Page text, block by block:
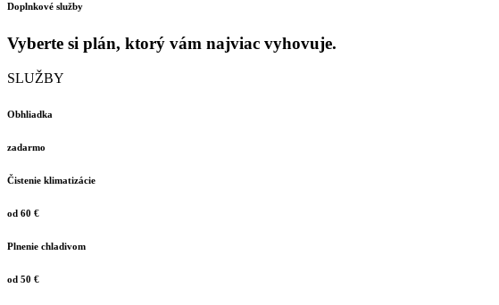
Doplnkové služby
Vyberte si plán, ktorý vám najviac vyhovuje.
SLUŽBY
Obhliadka
zadarmo
Čistenie klimatizácie
od 60 €
Plnenie chladivom
od 50 €